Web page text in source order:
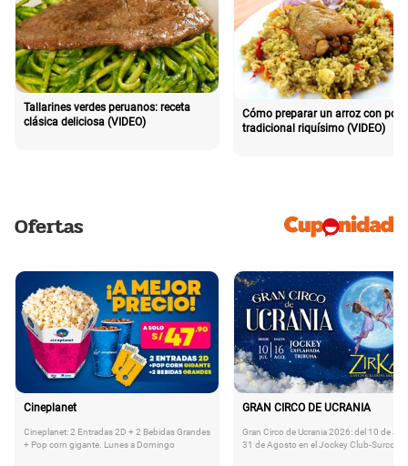
Tallarines verdes peruanos: receta
clásica deliciosa (VIDEO)
Cómo preparar un arroz con pollo
tradicional riquísimo (VIDEO)
Ofertas
Cineplanet
Cineplanet: 2 Entradas 2D + 2 Bebidas Grandes
+ Pop corn gigante. Lunes a Domingo
GRAN CIRCO DE UCRANIA
Gran Circo de Ucrania 2026: del 10 de
31 de Agosto en el Jockey Club-Surco